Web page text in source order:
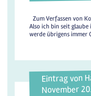
Zum Verfassen von
Also ich bin seit
werde übrigens
Eintrag von
November